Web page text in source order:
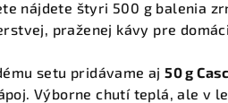
nájdete štyri 500 g balenia
praženej kávy pre
setu pridávame aj50 g
Výborne chutí teplá, ale v